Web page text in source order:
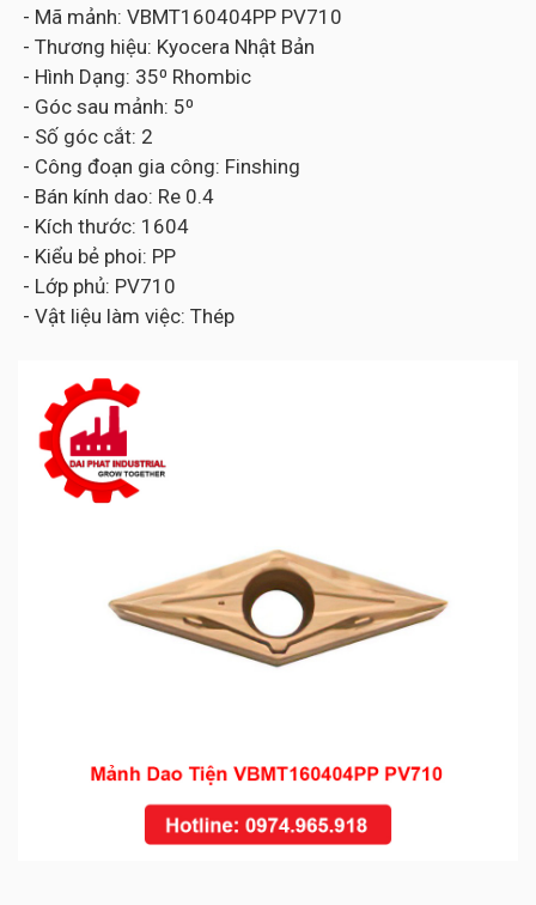
- Mã mảnh: VBMT160404PP PV710
- Thương hiệu: Kyocera Nhật Bản
- Hình Dạng: 35⁰ Rhombic
- Góc sau mảnh: 5⁰
- Số góc cắt: 2
- Công đoạn gia công: Finshing
- Bán kính dao: Re 0.4
- Kích thước: 1604
- Kiểu bẻ phoi: PP
- Lớp phủ: PV710
- Vật liệu làm việc: Thép